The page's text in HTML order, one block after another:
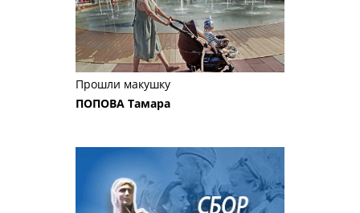
Прошли макушку
ПОПОВА Тамара